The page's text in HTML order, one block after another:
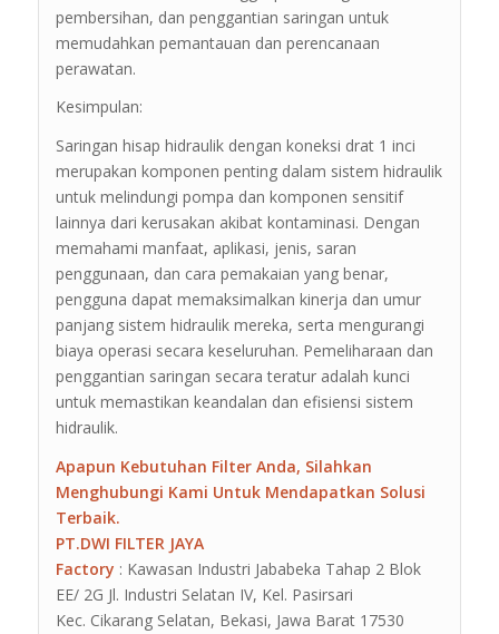
pembersihan, dan penggantian saringan untuk
memudahkan pemantauan dan perencanaan
perawatan.
Kesimpulan:
Saringan hisap hidraulik dengan koneksi drat 1 inci
merupakan komponen penting dalam sistem hidraulik
untuk melindungi pompa dan komponen sensitif
lainnya dari kerusakan akibat kontaminasi. Dengan
memahami manfaat, aplikasi, jenis, saran
penggunaan, dan cara pemakaian yang benar,
pengguna dapat memaksimalkan kinerja dan umur
panjang sistem hidraulik mereka, serta mengurangi
biaya operasi secara keseluruhan. Pemeliharaan dan
penggantian saringan secara teratur adalah kunci
untuk memastikan keandalan dan efisiensi sistem
hidraulik.
Apapun Kebutuhan Filter Anda, Silahkan
Menghubungi Kami Untuk Mendapatkan Solusi
Terbaik.
PT.DWI FILTER JAYA
Factory : Kawasan Industri Jababeka Tahap 2 Blok
EE/ 2G Jl. Industri Selatan IV, Kel. Pasirsari
Kec. Cikarang Selatan, Bekasi, Jawa Barat 17530